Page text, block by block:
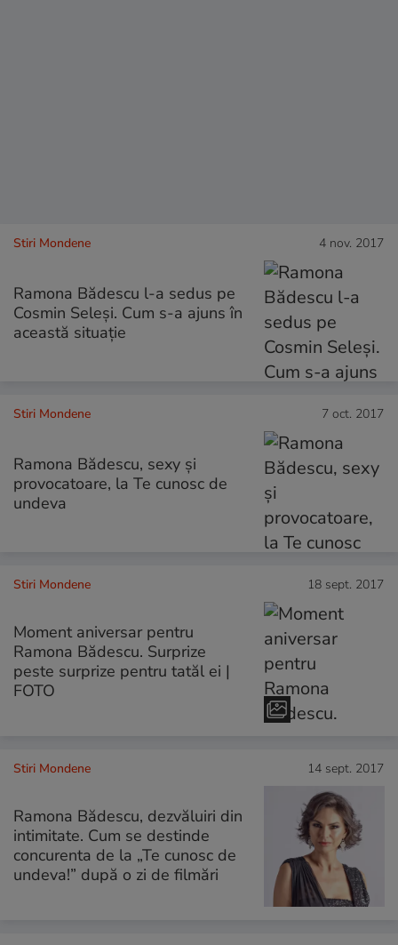
Stiri Mondene 4 nov. 2017
Ramona Bădescu l-a sedus pe
Cosmin Seleși. Cum s-a ajuns în
această situație
Stiri Mondene 7 oct. 2017
Ramona Bădescu, sexy și
provocatoare, la Te cunosc de
undeva
Stiri Mondene 18 sept. 2017
Moment aniversar pentru
Ramona Bădescu. Surprize
peste surprize pentru tatăl ei |
FOTO
Stiri Mondene 14 sept. 2017
Ramona Bădescu, dezvăluiri din
intimitate. Cum se destinde
concurenta de la „Te cunosc de
undeva!” după o zi de filmări